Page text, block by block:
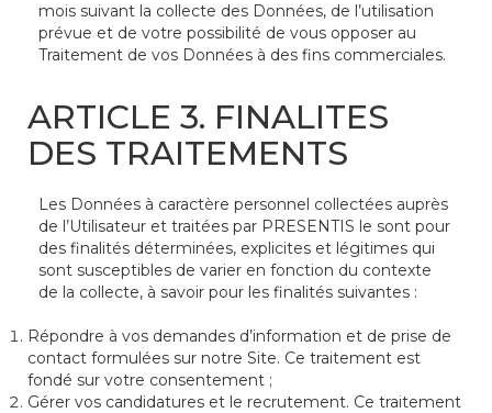
mois suivant la collecte des Données, de l’utilisation
prévue et de votre possibilité de vous opposer au
Traitement de vos Données à des fins commerciales.
ARTICLE 3. FINALITES
DES TRAITEMENTS
Les Données à caractère personnel collectées auprès
de l’Utilisateur et traitées par PRESENTIS le sont pour
des finalités déterminées, explicites et légitimes qui
sont susceptibles de varier en fonction du contexte
de la collecte, à savoir pour les finalités suivantes :
Répondre à vos demandes d’information et de prise de
contact formulées sur notre Site. Ce traitement est
fondé sur votre consentement ;
Gérer vos candidatures et le recrutement. Ce traitement